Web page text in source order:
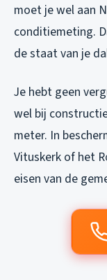
moet je wel aan
conditiemeting.
de staat van je
Je hebt geen
wel bij
meter. In
Vituskerk of het
eisen van de